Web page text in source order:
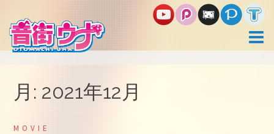
コ
ン
テ
ン
ツ
月: 2021年12月
MOVIE